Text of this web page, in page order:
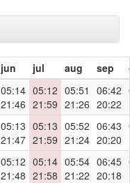
jun jul aug sep
05:14
21:46
05:12
21:59
05:51
21:26
06:42
20:22
05:13
21:47
05:13
21:59
05:52
21:24
06:43
20:20
05:12
21:48
05:14
21:58
05:54
21:22
06:45
20:18